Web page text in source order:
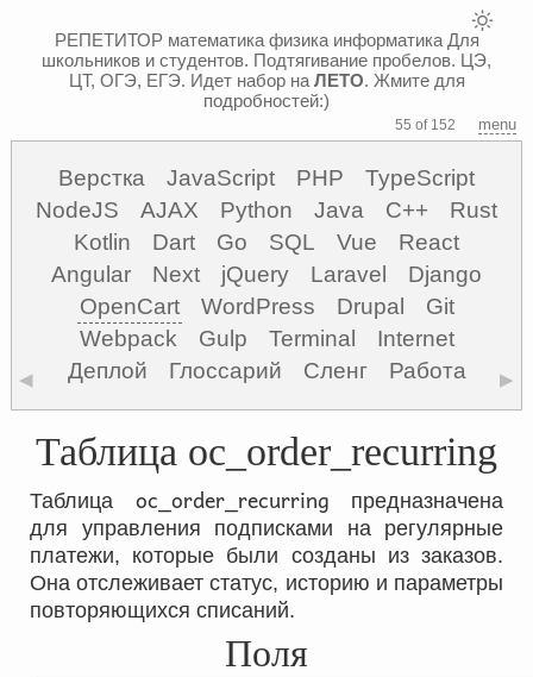
РЕПЕТИТОР математика физика информатикаДля
школьников и студентов. Подтягивание пробелов. ЦЭ,
ЦТ, ОГЭ, ЕГЭ. Идет набор на ЛЕТО. Жмите для
подробностей:)
55 of 152 menu
Верстка JavaScript PHP
TypeScript
NodeJS
AJAX Python Java C++
Rust
Kotlin
Dart Go SQL Vue
React
Angular
Next jQuery Laravel
Django
OpenCart
WordPress Drupal
Git
Webpack
Gulp Terminal
Internet
Деплой
Глоссарий Сленг Работа
◀ ▶
Таблица oc_order_recurring
Таблица oc_order_recurring предназначена
для управления подписками на регулярные
платежи, которые были созданы из заказов.
Она отслеживает статус, историю и параметры
повторяющихся списаний.
Поля